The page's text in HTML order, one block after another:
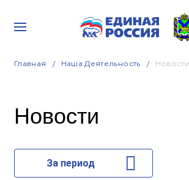
Главная Наша Деятельность Новости
Новости
За период